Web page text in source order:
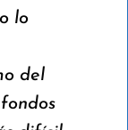
lo
del